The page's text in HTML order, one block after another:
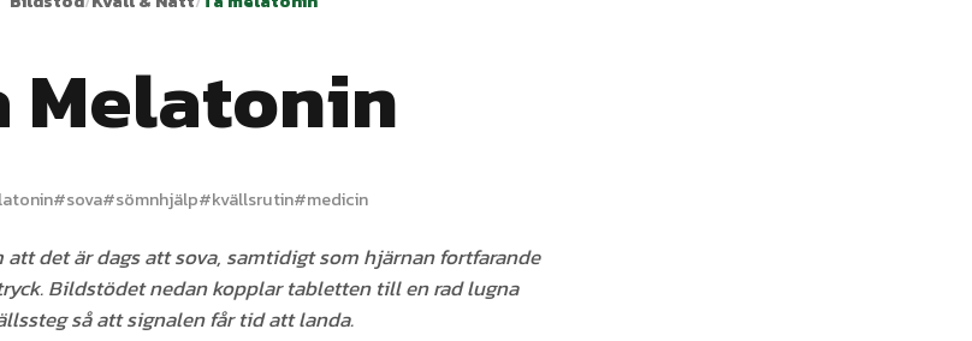
Melatonin
#sova#sömnhjälp#kvällsrutin#medicin
det är dags att sova, samtidigt som hjärnan fortfarande
Bildstödet nedan kopplar tabletten till en rad lugna
så att signalen får tid att landa.